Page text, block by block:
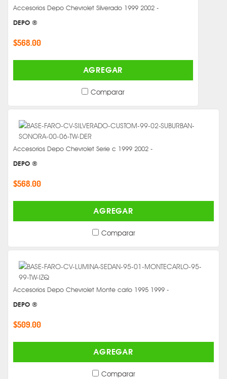
Accesorios Depo Chevrolet Silverado 1999 2002 -
DEPO ®
$568.00
AGREGAR
Comparar
Accesorios Depo Chevrolet Serie c 1999 2002 -
DEPO ®
$568.00
AGREGAR
Comparar
Accesorios Depo Chevrolet Monte carlo 1995 1999 -
DEPO ®
$509.00
AGREGAR
Comparar